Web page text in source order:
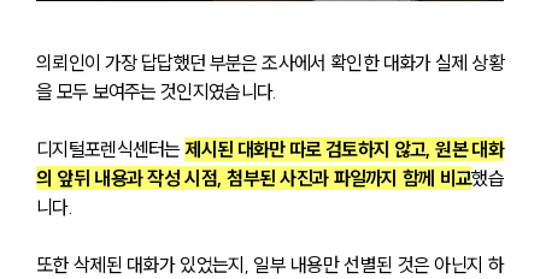
의뢰인이 가장 답답했던 부분은 조사에서 확인한 대화가 실제 상황
을 모두 보여주는 것인지였습니다.
디지털포렌식센터는 제시된 대화만 따로 검토하지 않고, 원본 대화
의 앞뒤 내용과 작성 시점, 첨부된 사진과 파일까지 함께 비교했습
니다.
또한 삭제된 대화가 있었는지, 일부 내용만 선별된 것은 아닌지 하